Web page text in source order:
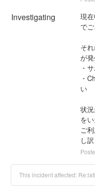
Investigating
現
でご
そ
が発
・
・
い
状
をい
ご
し
This incident affected: